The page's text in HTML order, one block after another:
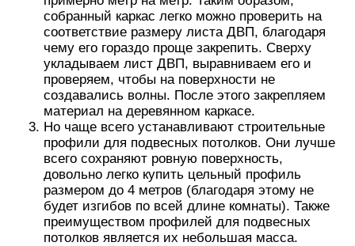
собранный каркас легко можно проверить на
соответствие размеру листа ДВП, благодаря
чему его гораздо проще закрепить. Сверху
укладываем лист ДВП, выравниваем его и
проверяем, чтобы на поверхности не
создавались волны. После этого закрепляем
материал на деревянном каркасе.
Но чаще всего устанавливают строительные
профили для подвесных потолков. Они лучше
всего сохраняют ровную поверхность,
довольно легко купить цельный профиль
размером до 4 метров (благодаря этому не
будет изгибов по всей длине комнаты). Также
преимуществом профилей для подвесных
потолков является их небольшая масса.